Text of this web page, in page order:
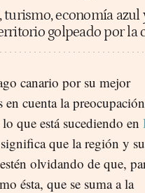
economía
golpeado por la
canario por su mejor
cuenta la
que está sucediendo en
que la región y
olvidando de que,
ésta, que se suma a la